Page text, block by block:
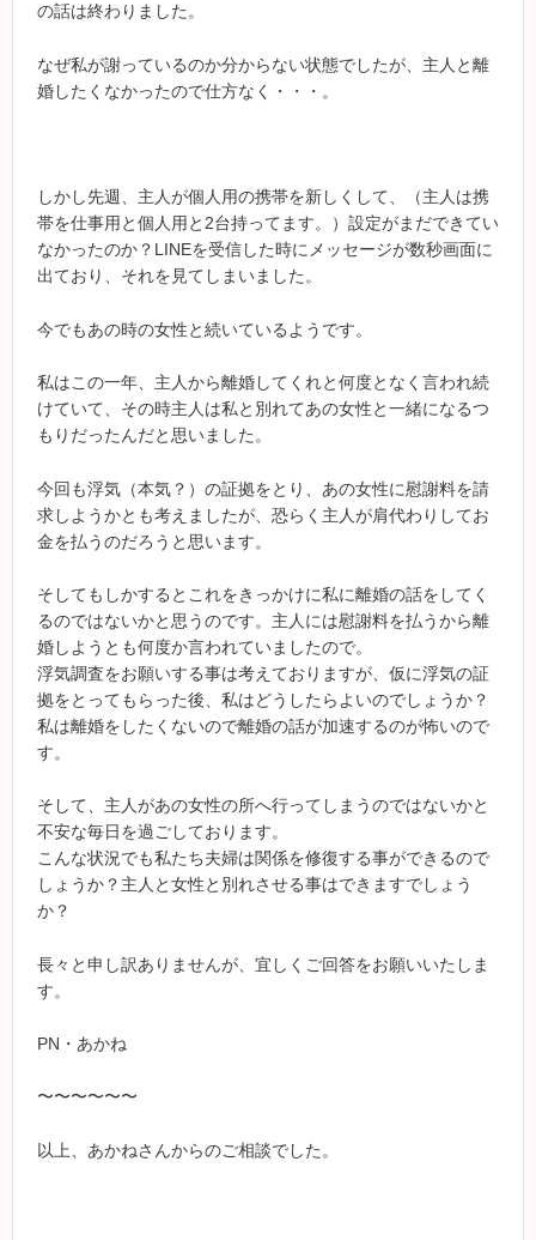
の話は終わりました。
なぜ私が謝っているのか分からない状態でしたが、主人と離
婚したくなかったので仕方なく・・・。
しかし先週、主人が個人用の携帯を新しくして、（主人は携
帯を仕事用と個人用と2台持ってます。）設定がまだできてい
なかったのか？LINEを受信した時にメッセージが数秒画面に
出ており、それを見てしまいました。
今でもあの時の女性と続いているようです。
私はこの一年、主人から離婚してくれと何度となく言われ続
けていて、その時主人は私と別れてあの女性と一緒になるつ
もりだったんだと思いました。
今回も浮気（本気？）の証拠をとり、あの女性に慰謝料を請
求しようかとも考えましたが、恐らく主人が肩代わりしてお
金を払うのだろうと思います。
そしてもしかするとこれをきっかけに私に離婚の話をしてく
るのではないかと思うのです。主人には慰謝料を払うから離
婚しようとも何度か言われていましたので。
浮気調査をお願いする事は考えておりますが、仮に浮気の証
拠をとってもらった後、私はどうしたらよいのでしょうか？
私は離婚をしたくないので離婚の話が加速するのが怖いので
す。
そして、主人があの女性の所へ行ってしまうのではないかと
不安な毎日を過ごしております。
こんな状況でも私たち夫婦は関係を修復する事ができるので
しょうか？主人と女性と別れさせる事はできますでしょう
か？
長々と申し訳ありませんが、宜しくご回答をお願いいたしま
す。
PN・あかね
〜〜〜〜〜〜
以上、あかねさんからのご相談でした。